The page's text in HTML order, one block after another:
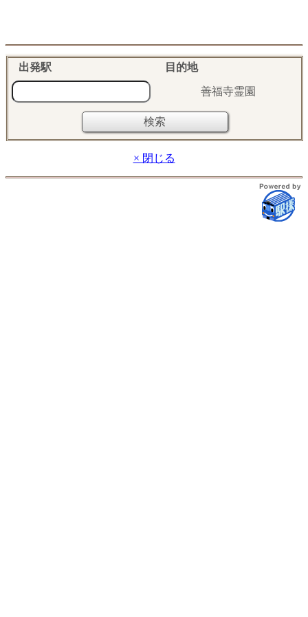
出発駅 目的地
善福寺霊園
× 閉じる